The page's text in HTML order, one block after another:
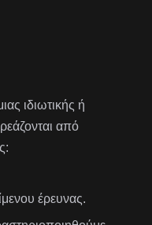
ιδιωτικής ή
από
έρευνας.